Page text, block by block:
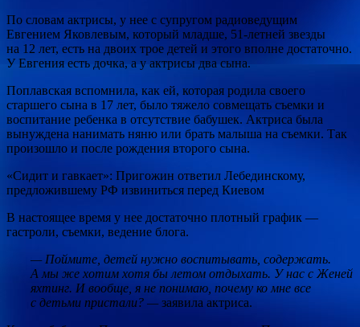
По словам актрисы, у нее с супругом радиоведущим
Евгением Яковлевым, который младше, 51-летней звезды
на 12 лет, есть на двоих трое детей и этого вполне достаточно.
У Евгения есть дочка, а у актрисы два сына.
Поплавская вспомнила, как ей, которая родила своего
старшего сына в 17 лет, было тяжело совмещать съемки и
воспитание ребенка в отсутствие бабушек. Актриса была
вынуждена нанимать няню или брать малыша на съемки. Так
произошло и после рождения второго сына.
«Сидит и гавкает»: Пригожин ответил Лебединскому,
предложившему РФ извиниться перед Киевом
В настоящее время у нее достаточно плотный график —
гастроли, съемки, ведение блога.
— Поймите, детей нужно воспитывать, содержать.
А мы же хотим хотя бы летом отдыхать. У нас с Женей
яхтинг. И вообще, я не понимаю, почему ко мне все
с детьми пристали? —заявила актриса.